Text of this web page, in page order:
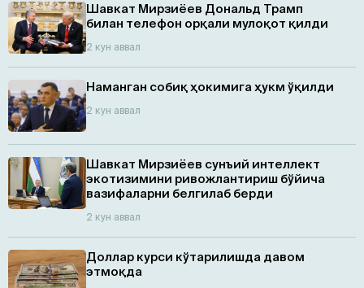
Шавкат Мирзиёев Дональд Трамп
билан телефон орқали мулоқот қилди
2 кун аввал
Наманган собиқ ҳокимига ҳукм ўқилди
2 кун аввал
Шавкат Мирзиёев сунъий интеллект
экотизимини ривожлантириш бўйича
вазифаларни белгилаб берди
2 кун аввал
Доллар курси кўтарилишда давом
этмоқда